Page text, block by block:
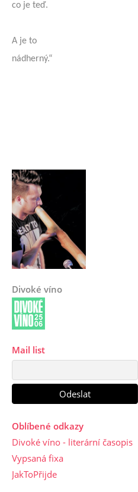
co je teď.
A je to
nádherný.“
Divoké víno
Mail list
Oblíbené odkazy
Divoké víno - literární časopis
Vypsaná fixa
JakToPřijde